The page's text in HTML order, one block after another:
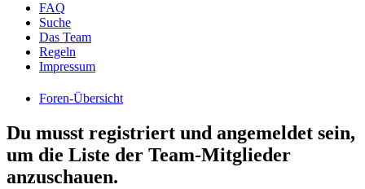
FAQ
Suche
Das Team
Regeln
Impressum
Foren-Übersicht
Du musst registriert und angemeldet sein,
um die Liste der Team-Mitglieder
anzuschauen.